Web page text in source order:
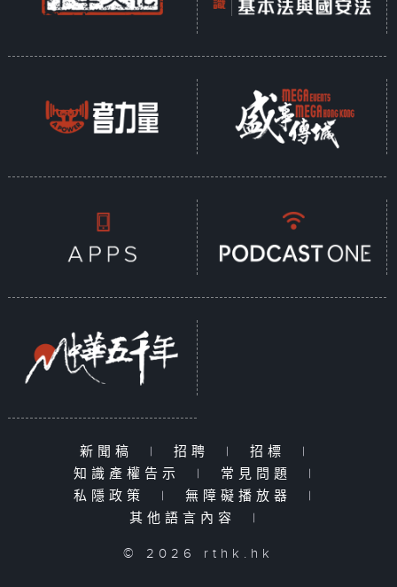
新聞稿 | 招聘 | 招標
|
知識產權告示
| 常見問題
|
私隱政策
| 無障礙播放器
|
其他語言內容
|
© 2026 rthk.hk